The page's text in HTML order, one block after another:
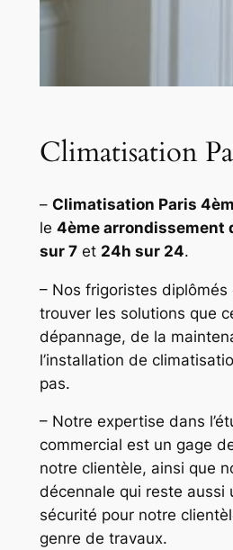
Climatisation
– Climatisation Paris
le 4ème arrondissement
sur 7et 24h sur 24.
– Nos frigoristes diplômés
trouver les solutions que
dépannage, de la
l’installation de
pas.
– Notre expertise dans
commercial est un gage
notre clientèle, ainsi que
décennale qui reste aussi
sécurité pour notre
genre de travaux.